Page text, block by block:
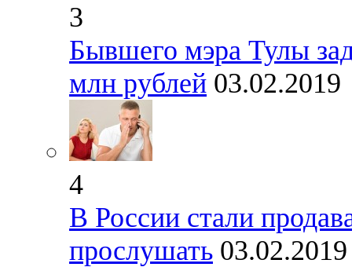
3
Бывшего мэра Тулы
млн рублей 03.02.2019
4
В России стали
прослушать 03.02.2019